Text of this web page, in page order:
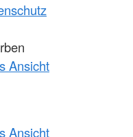
Ansicht
Ansicht